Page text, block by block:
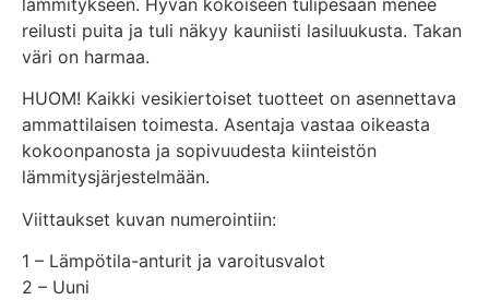
lämmitykseen. Hyvän kokoiseen tulipesään menee
reilusti puita ja tuli näkyy kauniisti lasiluukusta. Takan
väri on harmaa.
HUOM! Kaikki vesikiertoiset tuotteet on asennettava
ammattilaisen toimesta. Asentaja vastaa oikeasta
kokoonpanosta ja sopivuudesta kiinteistön
lämmitysjärjestelmään.
Viittaukset kuvan numerointiin:
1 – Lämpötila-anturit ja varoitusvalot
2 – Uuni